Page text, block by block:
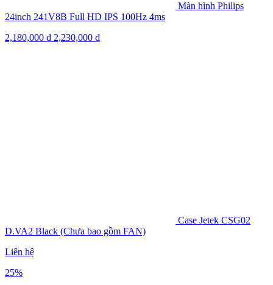
Màn hình Philips
24inch 241V8B Full HD IPS 100Hz 4ms
2,180,000 ₫ 2,230,000 ₫
Case Jetek CSG02
D.VA2 Black (Chưa bao gồm FAN)
Liên hệ
25%